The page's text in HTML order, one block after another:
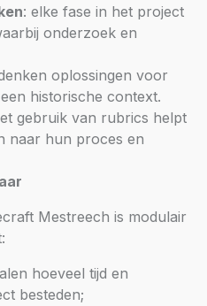
: elke fase in het project
onderzoek en
oplossingen voor
historische context.
gebruik van rubrics helpt
naar hun proces en
Mestreech is modulair
hoeveel tijd en
besteden;